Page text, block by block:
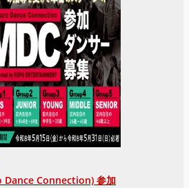
Dance Connection) 参加